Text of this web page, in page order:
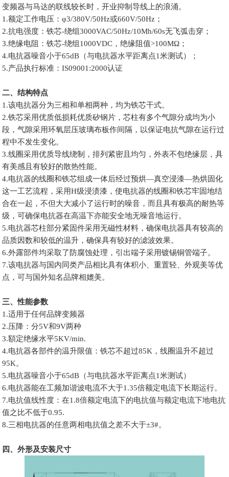
变频器与马达的联线较长时，开业抑制导线上的浪涌。
1.额定工作电压：φ3/380V/50Hz或660V/50Hz；
2.抗电强度：铁芯-绕组3000VAC/50Hz/10Mh/60s无飞弧击穿；
3.绝缘电阻：铁芯-绕组1000VDC，绝缘阻值>100MΩ；
4.电抗器噪音小于65dB（与电抗器水平距离点1米测试）；
5.产品执行标准：IS09001:2000认证
二、结构特点
1.该电抗器分为三相和单相两种，均为铁芯干式。
2.铁芯采用优质低损耗优质矽钢片，芯柱有多个气隙分成均为小
段，气隙采用环氧层压玻璃布板作间隔，以保证电抗气隙在运行过
程中不发生变化。
3.线圈采用优质导线绕制，排列紧密且均匀，外表不包绝缘层，具
有美感且有较好的散热性能。
4.电抗器的线圈和铁芯组成一体后经过预烘—真空浸漆—热烘固化
这一工艺流程，采用H级浸渍漆，使电抗器的线圈和铁芯牢固地结
合在一起，不但大大减小了运行时的噪音，而且具有极高的耐热等
级，可确保电抗器在高温下亦能安全地无噪音地运行。
5.电抗器芯柱部分紧固件采用无磁性材料，确保电抗器具有较高的
品质因数和较低的温升，确保具有较好的滤波效果。
6.外露部件均采取了防腐蚀处理，引出端子采用镀锡铜管端子。
7.该电抗器与国内同类产品相比具有体积小、重置轻、外观美等优
点，可与国外知名品牌相媲美。
三、性能参数
1.适用于任何品牌变频器
2.压降：分5V和9V两种
3.額定绝缘水平5KV/min.
4.电抗器各部件的温升限值：铁芯不超过85K，线圈温升不超过
95K。
5.电抗器噪音小于65dB（与电抗器水平距离点1米测试）
6.电抗器能在工频加谐波电流不大于1.35倍额定电流下长期运行。
7.电抗值线性度：在1.8倍额定电流下的电抗值与额定电流下地电抗
值之比不低于0.95.
8.三相电抗器的任意两相电抗值之差不大于±3#。
四、外形及安装尺寸